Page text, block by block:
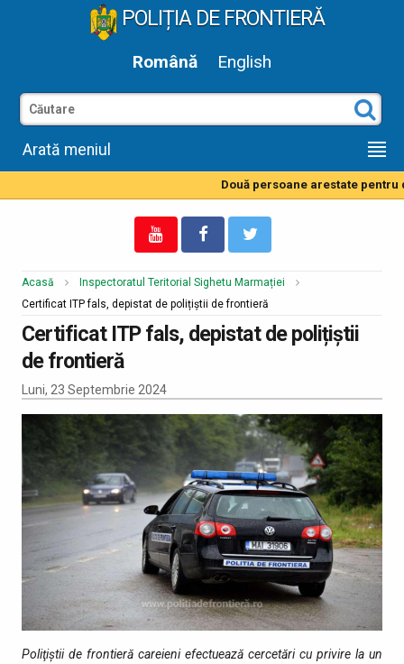
POLIȚIA DE FRONTIERĂ
Română English
Arată meniul
Două persoane arestate pentru
Acasă
Inspectoratul Teritorial Sighetu Marmației
Certificat ITP fals, depistat de polițiștii de frontieră
Certificat ITP fals, depistat de polițiștii
de frontieră
Luni, 23 Septembrie 2024
Poliţiştii de frontieră careieni efectuează cercetări cu privire la un